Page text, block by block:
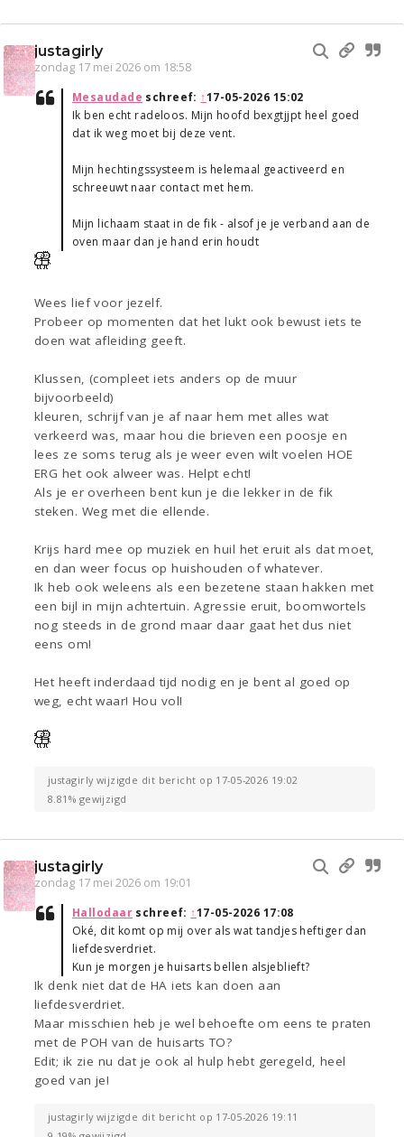
justagirly
zondag 17 mei 2026 om 18:58
Mesaudade schreef: ↑17-05-2026 15:02
Ik ben echt radeloos. Mijn hoofd bexgtjjpt heel goed
dat ik weg moet bij deze vent.
Mijn hechtingssysteem is helemaal geactiveerd en
schreeuwt naar contact met hem.
Mijn lichaam staat in de fik - alsof je je verband aan de
oven maar dan je hand erin houdt
Wees lief voor jezelf.
Probeer op momenten dat het lukt ook bewust iets te
doen wat afleiding geeft.
Klussen, (compleet iets anders op de muur
bijvoorbeeld)
kleuren, schrijf van je af naar hem met alles wat
verkeerd was, maar hou die brieven een poosje en
lees ze soms terug als je weer even wilt voelen HOE
ERG het ook alweer was. Helpt echt!
Als je er overheen bent kun je die lekker in de fik
steken. Weg met die ellende.
Krijs hard mee op muziek en huil het eruit als dat moet,
en dan weer focus op huishouden of whatever.
Ik heb ook weleens als een bezetene staan hakken met
een bijl in mijn achtertuin. Agressie eruit, boomwortels
nog steeds in de grond maar daar gaat het dus niet
eens om!
Het heeft inderdaad tijd nodig en je bent al goed op
weg, echt waar! Hou vol!
justagirly wijzigde dit bericht op 17-05-2026 19:02
8.81% gewijzigd
justagirly
zondag 17 mei 2026 om 19:01
Hallodaarschreef: ↑17-05-2026 17:08
Oké, dit komt op mij over als wat tandjes heftiger dan
liefdesverdriet.
Kun je morgen je huisarts bellen alsjeblieft?
Ik denk niet dat de HA iets kan doen aan
liefdesverdriet.
Maar misschien heb je wel behoefte om eens te praten
met de POH van de huisarts TO?
Edit; ik zie nu dat je ook al hulp hebt geregeld, heel
goed van je!
justagirly wijzigde dit bericht op 17-05-2026 19:11